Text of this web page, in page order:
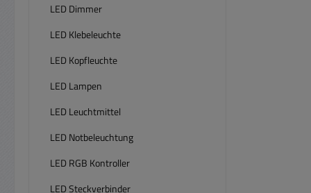
LED Dimmer
LED Klebeleuchte
LED Kopfleuchte
LED Lampen
LED Leuchtmittel
LED Notbeleuchtung
LED RGB Kontroller
LED Steckverbinder